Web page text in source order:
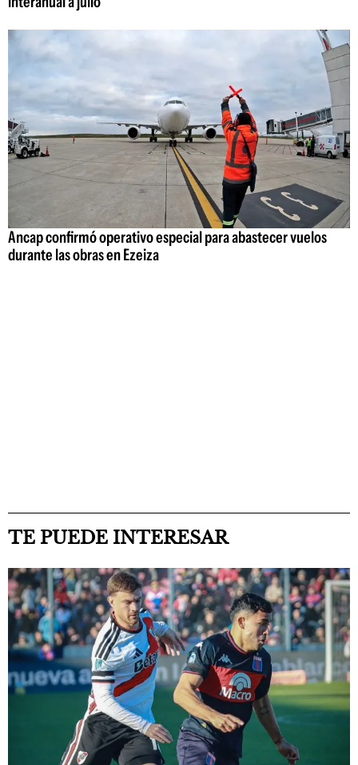
Ancap confirmó operativo especial para abastecer vuelos
durante las obras en Ezeiza
TE PUEDE INTERESAR